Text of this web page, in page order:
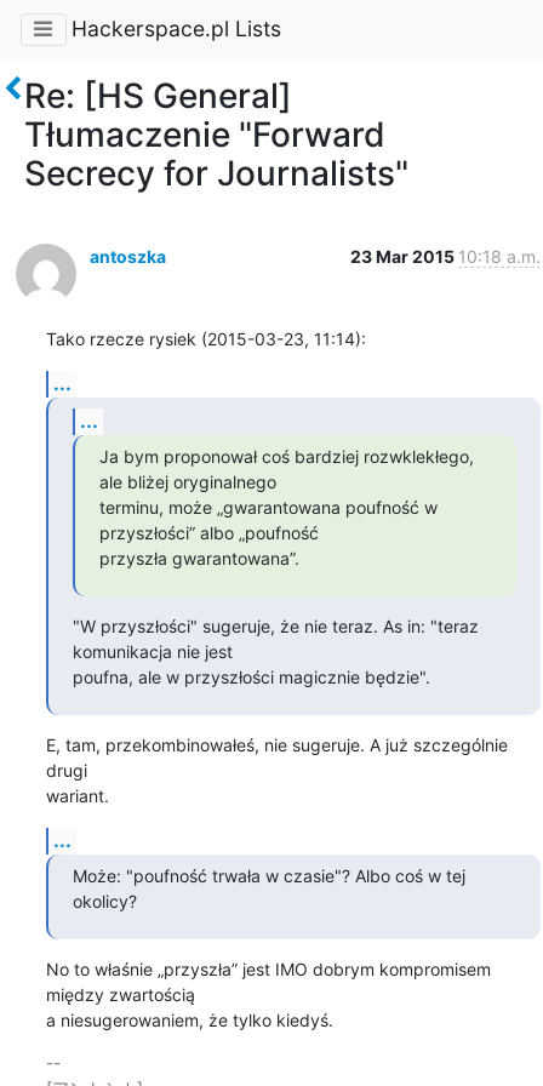
Hackerspace.pl Lists
Re: [HS General]
Tłumaczenie "Forward
Secrecy for Journalists"
antoszka 23 Mar 2015 10:18 a.m.
Tako rzecze rysiek (2015-03-23, 11:14):
...
...
Ja bym proponował coś bardziej rozwklekłego,
ale bliżej oryginalnego
terminu, może „gwarantowana poufność w
przyszłości” albo „poufność
przyszła gwarantowana”.
"W przyszłości" sugeruje, że nie teraz. As in: "teraz
komunikacja nie jest
poufna, ale w przyszłości magicznie będzie".
E, tam, przekombinowałeś, nie sugeruje. A już szczególnie
drugi
wariant.
...
Może: "poufność trwała w czasie"? Albo coś w tej
okolicy?
No to właśnie „przyszła” jest IMO dobrym kompromisem
między zwartością
a niesugerowaniem, że tylko kiedyś.
--